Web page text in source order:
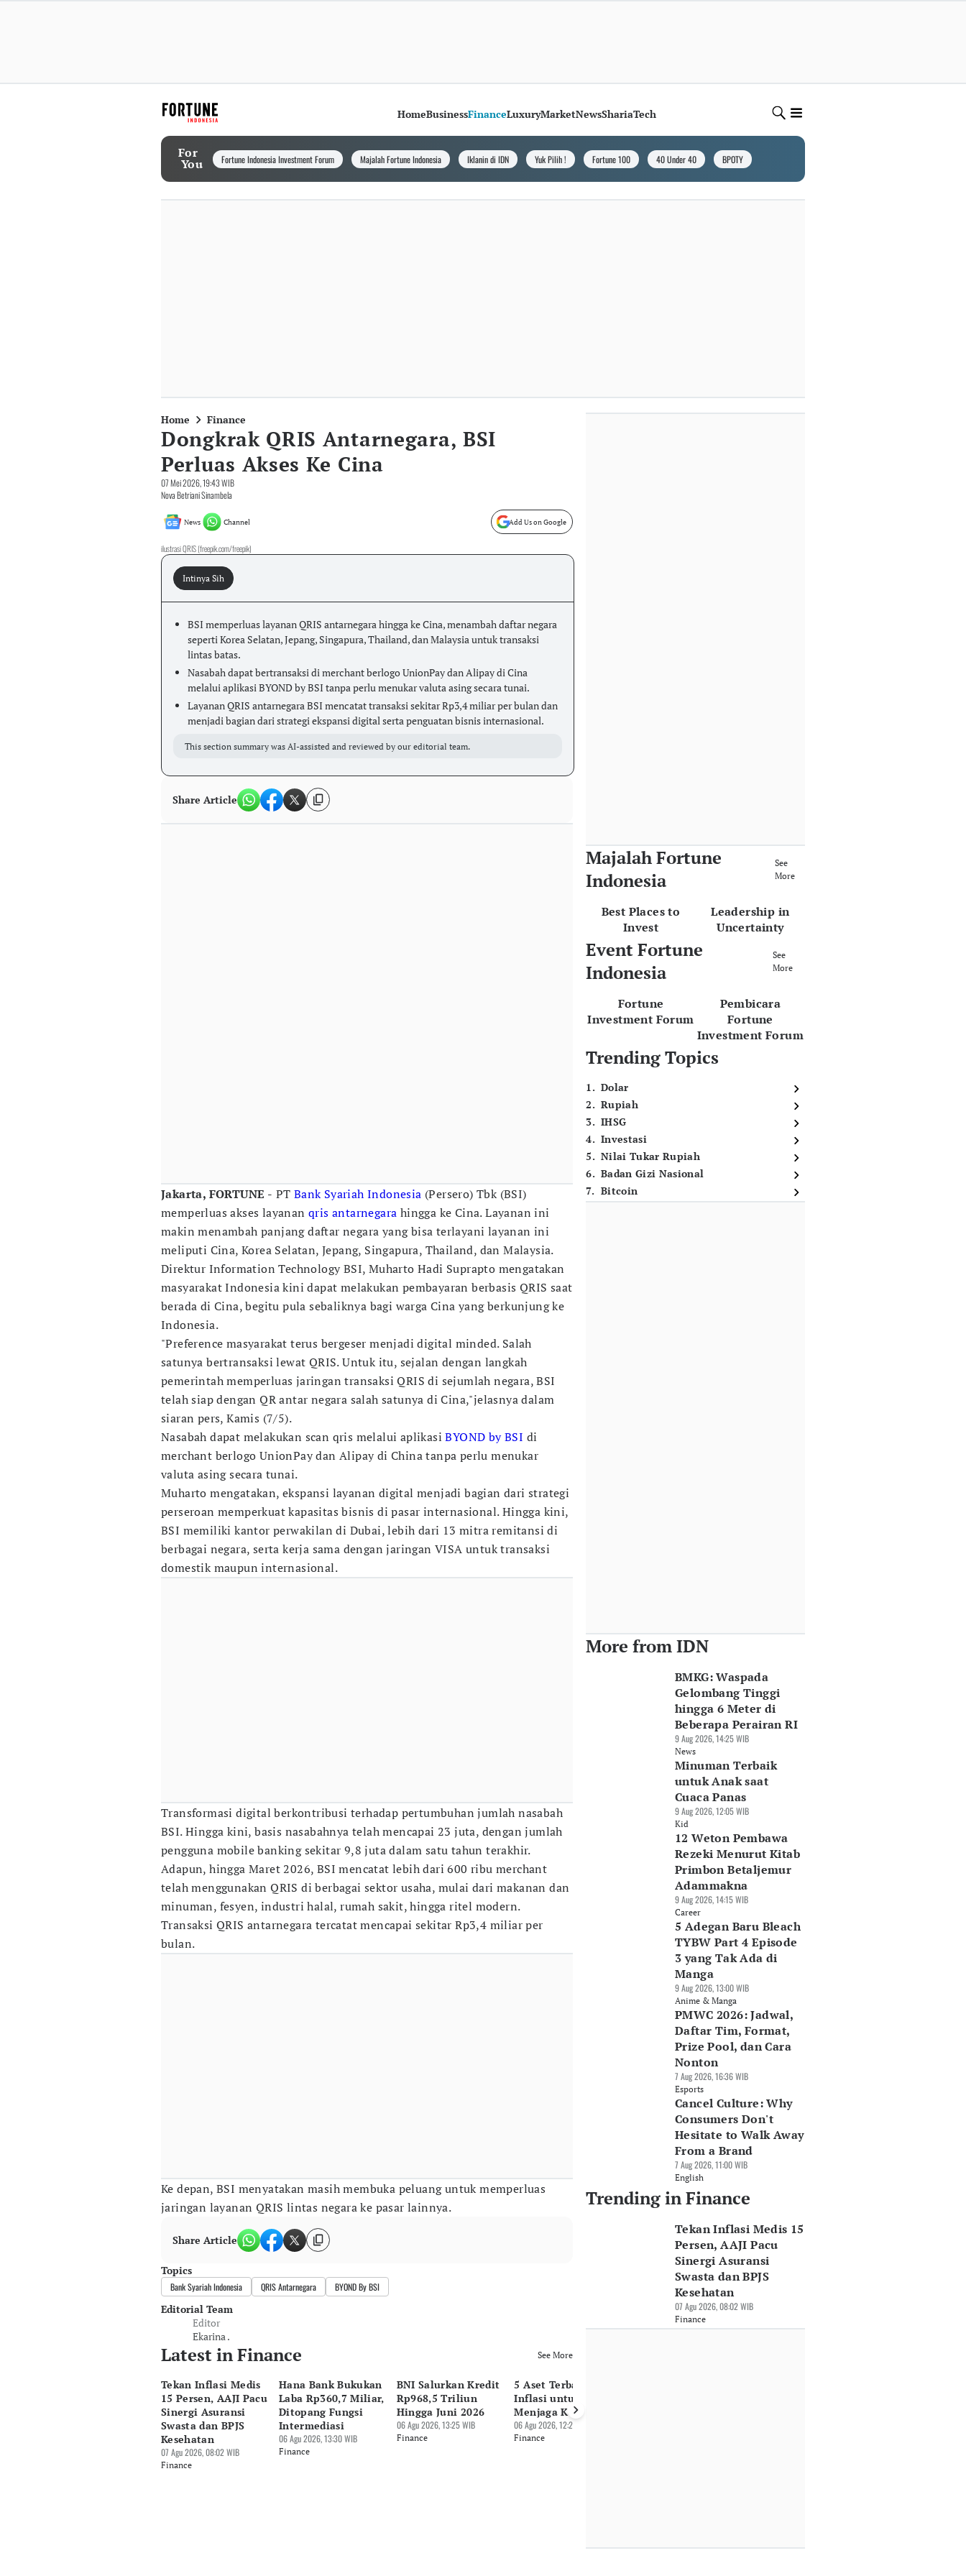
HomeBusinessFinanceLuxuryMarketNewsShariaTech
For
You Fortune Indonesia Investment Forum Majalah Fortune Indonesia Iklanin di IDN Yuk Pilih ! Fortune 100 40 Under 40 BPOTY
Home Finance
Dongkrak QRIS Antarnegara, BSI
Perluas Akses Ke Cina
07 Mei 2026, 19:43 WIB
Nova Betriani Sinambela
News Channel Add Us on Google
ilustrasi QRIS (freepik.com/freepik)
Intinya Sih
BSI memperluas layanan QRIS antarnegara hingga ke Cina, menambah daftar negara
seperti Korea Selatan, Jepang, Singapura, Thailand, dan Malaysia untuk transaksi
lintas batas.
Nasabah dapat bertransaksi di merchant berlogo UnionPay dan Alipay di Cina
melalui aplikasi BYOND by BSI tanpa perlu menukar valuta asing secara tunai.
Layanan QRIS antarnegara BSI mencatat transaksi sekitar Rp3,4 miliar per bulan dan
menjadi bagian dari strategi ekspansi digital serta penguatan bisnis internasional.
This section summary was AI-assisted and reviewed by our editorial team.
Share Article
Jakarta, FORTUNE - PT Bank Syariah Indonesia (Persero) Tbk (BSI)
memperluas akses layanan qris antarnegara hingga ke Cina. Layanan ini
makin menambah panjang daftar negara yang bisa terlayani layanan ini
meliputi Cina, Korea Selatan, Jepang, Singapura, Thailand, dan Malaysia.
Direktur Information Technology BSI, Muharto Hadi Suprapto mengatakan
masyarakat Indonesia kini dapat melakukan pembayaran berbasis QRIS saat
berada di Cina, begitu pula sebaliknya bagi warga Cina yang berkunjung ke
Indonesia.
"Preference masyarakat terus bergeser menjadi digital minded. Salah
satunya bertransaksi lewat QRIS. Untuk itu, sejalan dengan langkah
pemerintah memperluas jaringan transaksi QRIS di sejumlah negara, BSI
telah siap dengan QR antar negara salah satunya di Cina,"jelasnya dalam
siaran pers, Kamis (7/5).
Nasabah dapat melakukan scan qris melalui aplikasiBYOND by BSI di
merchant berlogo UnionPay dan Alipay di China tanpa perlu menukar
valuta asing secara tunai.
Muharto mengatakan, ekspansi layanan digital menjadi bagian dari strategi
perseroan memperkuat kapasitas bisnis di pasar internasional. Hingga kini,
BSI memiliki kantor perwakilan di Dubai, lebih dari 13 mitra remitansi di
berbagai negara, serta kerja sama dengan jaringan VISA untuk transaksi
domestik maupun internasional.
Transformasi digital berkontribusi terhadap pertumbuhan jumlah nasabah
BSI. Hingga kini, basis nasabahnya telah mencapai 23 juta, dengan jumlah
pengguna mobile banking sekitar 9,8 juta dalam satu tahun terakhir.
Adapun, hingga Maret 2026, BSI mencatat lebih dari 600 ribu merchant
telah menggunakan QRIS di berbagai sektor usaha, mulai dari makanan dan
minuman, fesyen, industri halal, rumah sakit, hingga ritel modern.
Transaksi QRIS antarnegara tercatat mencapai sekitar Rp3,4 miliar per
bulan.
Ke depan, BSI menyatakan masih membuka peluang untuk memperluas
jaringan layanan QRIS lintas negara ke pasar lainnya.
Share Article
Topics
Bank Syariah Indonesia QRIS Antarnegara BYOND By BSI
Editorial Team
Editor
Ekarina .
Latest in Finance See More
Tekan Inflasi Medis
15 Persen, AAJI Pacu
Sinergi Asuransi
Swasta dan BPJS
Kesehatan
07 Agu 2026, 08:02 WIB
Finance
Hana Bank Bukukan
Laba Rp360,7 Miliar,
Ditopang Fungsi
Intermediasi
06 Agu 2026, 13:30 WIB
Finance
BNI Salurkan Kredit
Rp968,5 Triliun
Hingga Juni 2026
06 Agu 2026, 13:25 WIB
Finance
5 Aset Terbaik saat
Inflasi untuk
Menjaga Kekayaan
06 Agu 2026, 12:27 WIB
Finance
Majalah Fortune
Indonesia
See
More
Best Places to
Invest
Leadership in
Uncertainty
Event Fortune
Indonesia
See
More
Fortune
Investment Forum
Pembicara
Fortune
Investment Forum
Trending Topics
1. Dolar
2. Rupiah
3. IHSG
4. Investasi
5. Nilai Tukar Rupiah
6. Badan Gizi Nasional
7. Bitcoin
More from IDN
BMKG: Waspada
Gelombang Tinggi
hingga 6 Meter di
Beberapa Perairan RI
9 Aug 2026, 14:25 WIB
News
Minuman Terbaik
untuk Anak saat
Cuaca Panas
9 Aug 2026, 12:05 WIB
Kid
12 Weton Pembawa
Rezeki Menurut Kitab
Primbon Betaljemur
Adammakna
9 Aug 2026, 14:15 WIB
Career
5 Adegan Baru Bleach
TYBW Part 4 Episode
3 yang Tak Ada di
Manga
9 Aug 2026, 13:00 WIB
Anime & Manga
PMWC 2026: Jadwal,
Daftar Tim, Format,
Prize Pool, dan Cara
Nonton
7 Aug 2026, 16:36 WIB
Esports
Cancel Culture: Why
Consumers Don't
Hesitate to Walk Away
From a Brand
7 Aug 2026, 11:00 WIB
English
Trending in Finance
Tekan Inflasi Medis 15
Persen, AAJI Pacu
Sinergi Asuransi
Swasta dan BPJS
Kesehatan
07 Agu 2026, 08:02 WIB
Finance